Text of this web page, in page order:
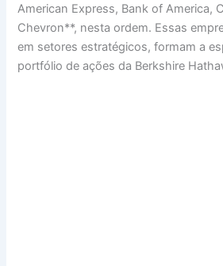
American Express, Bank of America,
Chevron**, nesta ordem. Essas
em setores estratégicos, formam a
portfólio de ações da Berkshire